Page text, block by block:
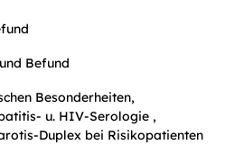
Befund
Besonderheiten,
u. HIV-Serologie ,
Duplex bei Risikopatienten